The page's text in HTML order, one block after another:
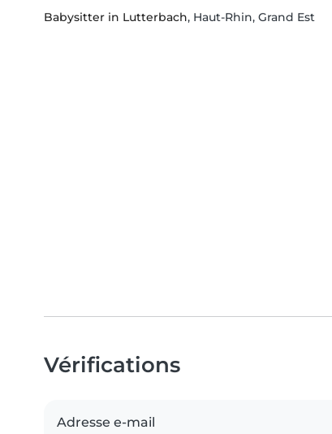
Babysitter in Lutterbach, Haut-Rhin, Grand Est
Vérifications
Adresse e-mail